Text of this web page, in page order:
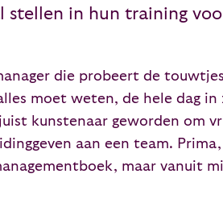
stellen in hun training
die probeert de
moet weten, de hele dag
kunstenaar geworden om
aan een team.
maar vanuit